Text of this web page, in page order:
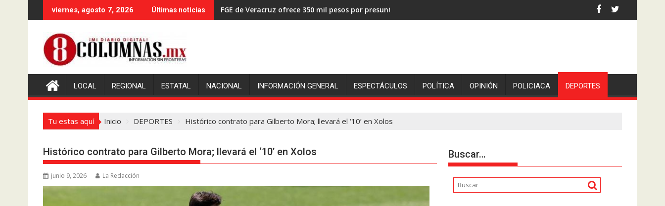
al
viernes, agosto 7, 2026 Últimas noticias FGE de Veracruz ofrece 350 mil pesos por presuntos asesinos de la comunicadora Avisack Douglas.
LOCAL REGIONAL ESTATAL NACIONAL INFORMACIÓN GENERAL ESPECTÁCULOS POLÍTICA OPINIÓN POLICIACA DEPORTES
Tu estas aquí Inicio DEPORTES Histórico contrato para Gilberto Mora; llevará el ‘10’ en Xolos
Histórico contrato para Gilberto Mora; llevará el ‘10’ en Xolos
junio 9, 2026 La Redacción
Buscar…